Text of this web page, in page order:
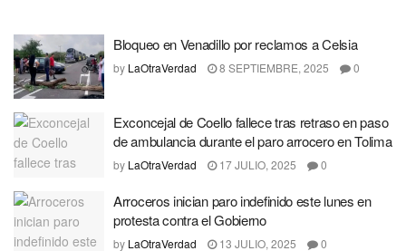
Bloqueo en Venadillo por reclamos a Celsia
by LaOtraVerdad 8 SEPTIEMBRE, 2025 0
Exconcejal de Coello fallece tras retraso en paso
de ambulancia durante el paro arrocero en Tolima
by LaOtraVerdad 17 JULIO, 2025 0
Arroceros inician paro indefinido este lunes en
protesta contra el Gobierno
by LaOtraVerdad 13 JULIO, 2025 0